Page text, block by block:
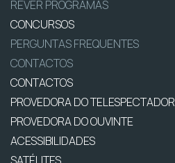
REVER PROGRAMAS
CONCURSOS
PERGUNTAS FREQUENTES
CONTACTOS
CONTACTOS
PROVEDORA DO TELESPECTADOR
PROVEDORA DO OUVINTE
ACESSIBILIDADES